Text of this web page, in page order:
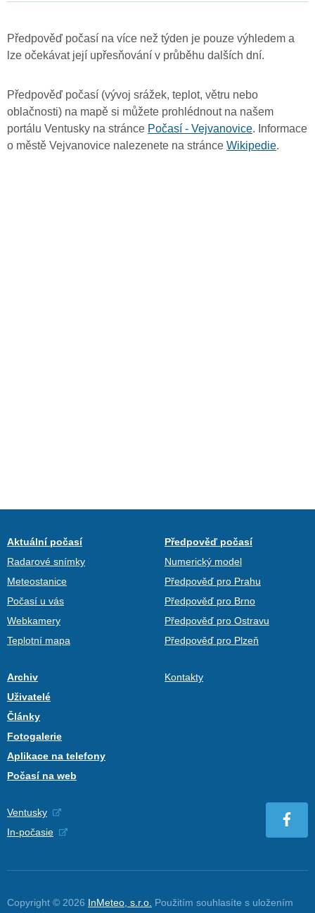
Předpověď počasí na více než týden je pouze výhledem a
lze očekávat její upřesňování v průběhu dalších dní.
Předpověď počasí (vývoj srážek, teplot, větru nebo
oblačnosti) na mapě si můžete prohlédnout na našem
portálu Ventusky na stránce Počasí - Vejvanovice. Informace
o městě Vejvanovice nalezenete na stránce Wikipedie.
Aktuální počasí
Radarové snímky
Meteostanice
Počasí u vás
Webkamery
Teplotní mapa
Předpověď počasí
Numerický model
Předpověď pro Prahu
Předpověď pro Brno
Předpověď pro Ostravu
Předpověď pro Plzeň
Archiv
Uživatelé
Články
Fotogalerie
Aplikace na telefony
Počasí na web
Kontakty
Ventusky
In-počasie
Copyright © 2026 InMeteo, s.r.o. Použitím souhlasíte s uložením